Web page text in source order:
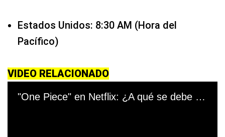
Estados Unidos: 8:30 AM (Hora del
Pacífico)
VIDEO RELACIONADO
Cargando anuncio